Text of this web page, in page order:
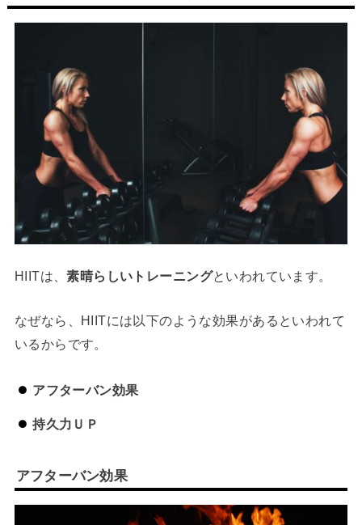
HIITは、素晴らしいトレーニングといわれています。
なぜなら、HIITには以下のような効果があるといわれて
いるからです。
アフターバン効果
持久力ＵＰ
アフターバン効果